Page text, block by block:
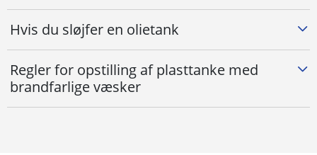
Hvis du sløjfer en olietank
Regler for opstilling af plasttanke med
brandfarlige væsker